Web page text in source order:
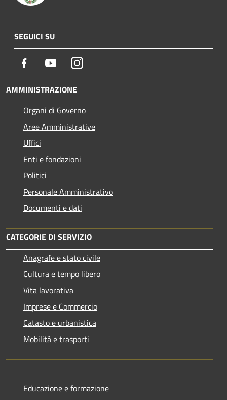
SEGUICI SU
Facebook YoutubeInstagram
AMMINISTRAZIONE
Organi di Governo
Aree Amministrative
Uffici
Enti e fondazioni
Politici
Personale Amministrativo
Documenti e dati
CATEGORIE DI SERVIZIO
Anagrafe e stato civile
Cultura e tempo libero
Vita lavorativa
Imprese e Commercio
Catasto e urbanistica
Mobilità e trasporti
Educazione e formazione